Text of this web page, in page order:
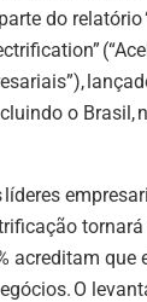
do relatório
o Brasil,
líderes
acreditam que
O